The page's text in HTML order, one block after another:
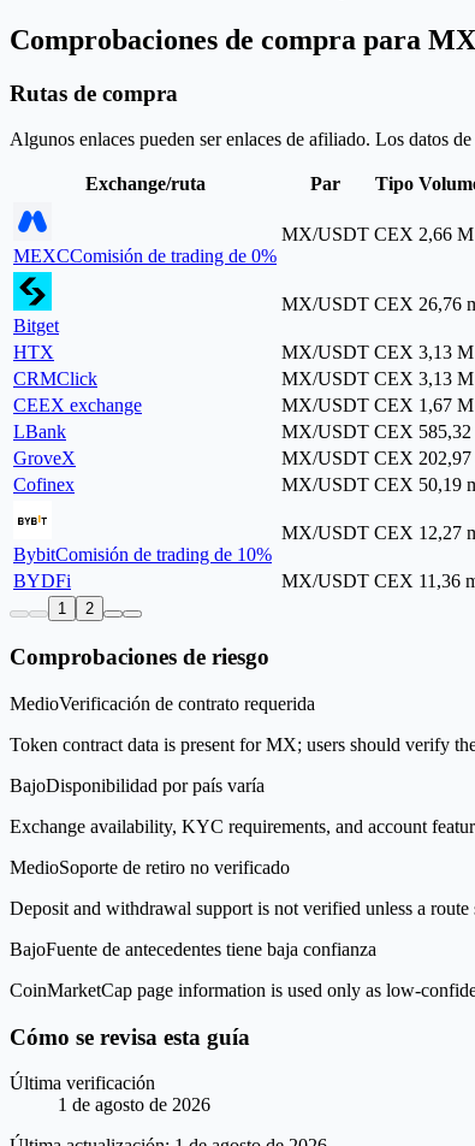
Comprobaciones de compra para
Rutas de compra
Algunos enlaces pueden ser enlaces de afiliado. Los datos
Exchange/ruta Par Tipo
MEXCComisión de trading de 0%
MX/USDT CEX 2,66
Bitget
MX/USDT CEX 26,76
HTX MX/USDT CEX 3,13
CRMClick
MX/USDT CEX 3,13
CEEX exchange
MX/USDT CEX 1,67
LBank
MX/USDT CEX
GroveX
MX/USDT CEX
Cofinex
MX/USDT CEX 50,19
BybitComisión de trading de 10%
MX/USDT CEX 12,27
BYDFi MX/USDT CEX 11,36
1 2
Comprobaciones de riesgo
MedioVerificación de contrato requerida
Token contract data is present for MX; users should verify
BajoDisponibilidad por país varía
Exchange availability, KYC requirements, and account
MedioSoporte de retiro no verificado
Deposit and withdrawal support is not verified unless a
BajoFuente de antecedentes tiene baja confianza
CoinMarketCap page information is used only as low-
Cómo se revisa esta guía
Última verificación
1 de agosto de 2026